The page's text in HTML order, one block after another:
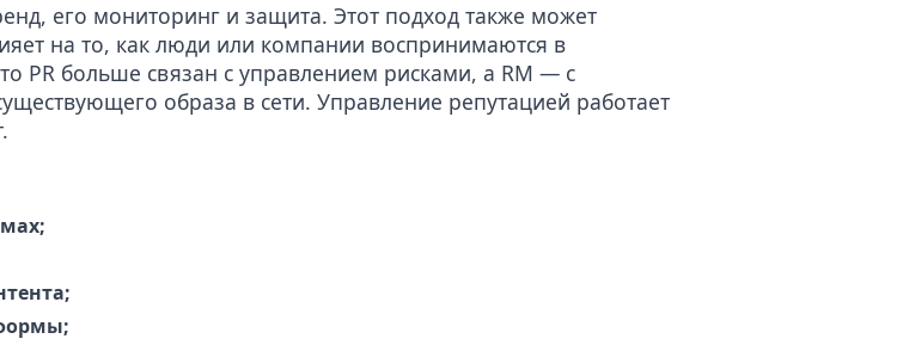
его мониторинг и защита. Этот подход также может
на то, как люди или компании воспринимаются в
PR больше связан с управлением рисками, а RM — с
образа в сети. Управление репутацией работает